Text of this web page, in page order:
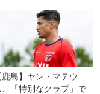
鹿島】ヤン・マテウ
、「特別なクラブ」で